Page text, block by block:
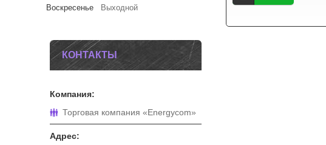
Воскресенье
Выходной
КОНТАКТЫ
Торговая компания «Energycom»